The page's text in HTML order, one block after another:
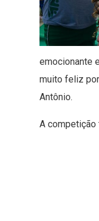
emocionante
muito feliz por
Antônio.
A competição